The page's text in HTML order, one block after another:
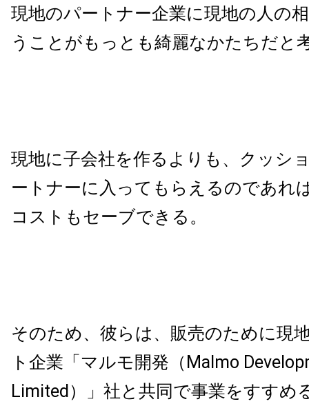
現地のパートナー企業に現地の人の
うことがもっとも綺麗なかたちだと
現地に子会社を作るよりも、クッシ
ートナーに入ってもらえるのであれ
コストもセーブできる。
そのため、彼らは、販売のために現
ト企業「マルモ開発（Malmo
Limited）」社と共同で事業をすすめ